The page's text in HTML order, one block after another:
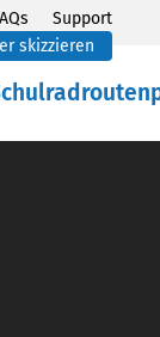
Support
skizzieren